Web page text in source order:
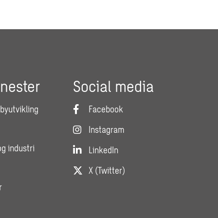
industri
Social media
Facebook
Instagram
LinkedIn
X (Twitter)